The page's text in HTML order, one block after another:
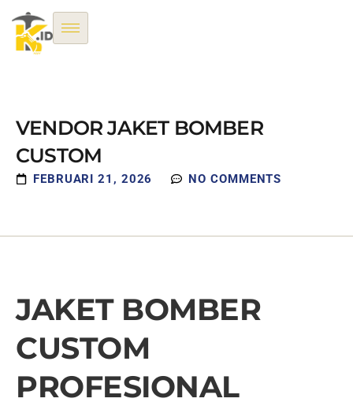
VENDOR JAKET BOMBER
CUSTOM
FEBRUARI 21, 2026 NO COMMENTS
JAKET BOMBER
CUSTOM
PROFESIONAL